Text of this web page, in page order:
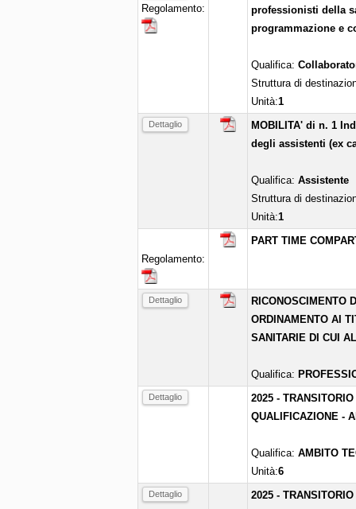
Regolamento:
professionisti della
programmazione e
Qualifica:
Struttura di
Unità:1
Dettaglio
MOBILITA' di n. 1
degli assistenti (ex
Qualifica: Assistente
Struttura di
Unità:1
Regolamento:
PART TIME
Dettaglio
RICONOSCIMENTO
ORDINAMENTO AI
SANITARIE DI CUI
Qualifica:
Dettaglio
2025 -
QUALIFICAZIONE -
Qualifica: AMBITO
Unità:6
Dettaglio
2025 -